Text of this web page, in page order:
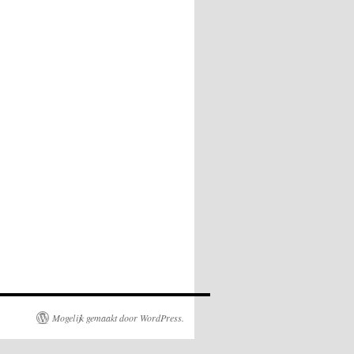
Mogelijk gemaakt door WordPress.